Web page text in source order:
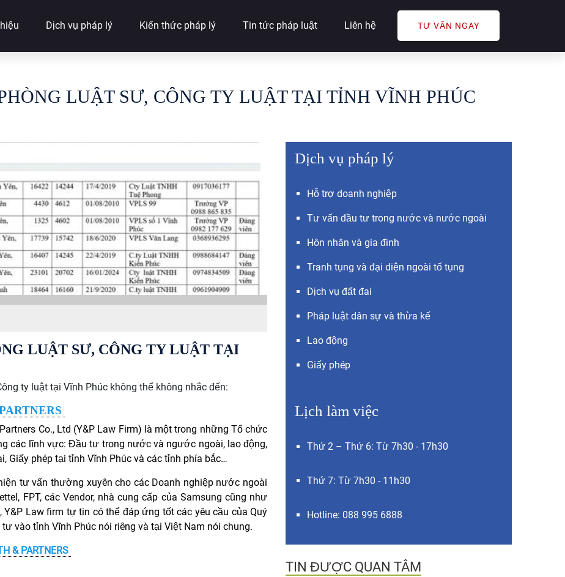
Dịch vụ pháp lý Kiến thức pháp lý Tin tức pháp luật Liên hệ TƯ VẤN NGAY
LUẬT SƯ, CÔNG TY LUẬT TẠI TỈNH VĨNH PHÚC
LUẬT SƯ, CÔNG TY LUẬT TẠI
ty luật tại Vĩnh Phúc không thể không nhắc đến:
Co., Ltd (Y&P Law Firm) là một trong những Tổ chức
các lĩnh vực: Đầu tư trong nước và ngước ngoài, lao động,
Giấy phép tại tỉnh Vĩnh Phúc và các tỉnh phía bắc…
tư vấn thường xuyên cho các Doanh nghiệp nước ngoài
FPT, các Vendor, nhà cung cấp của Samsung cũng như
Y&P Law firm tự tin có thể đáp ứng tốt các yêu cầu của Quý
vào tỉnh Vĩnh Phúc nói riêng và tại Việt Nam nói chung.
& PARTNERS
Dịch vụ pháp lý
Hỗ trợ doanh nghiệp
Tư vấn đầu tư trong nước và nước ngoài
Hôn nhân và gia đình
Tranh tụng và đại diện ngoài tố tụng
Dịch vụ đất đai
Pháp luật dân sự và thừa kế
Lao động
Giấy phép
Lịch làm việc
Thứ 2 – Thứ 6: Từ 7h30 - 17h30
Thứ 7: Từ 7h30 - 11h30
Hotline: 088 995 6888
TIN ĐƯỢC QUAN TÂM